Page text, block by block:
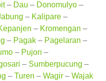
– Dau – Donomulyo –
– Kalipare –
– Kromengan –
– Pagak – Pagelaran –
– Pujon –
– Sumberpucung –
– Turen – Wagir – Wajak